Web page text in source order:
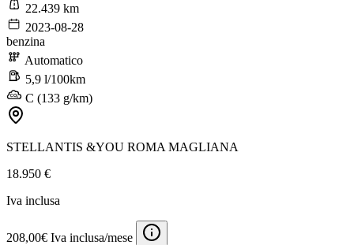
22.439 km
2023-08-28
benzina
Automatico
5,9 l/100km
C (133 g/km)
STELLANTIS &YOU ROMA MAGLIANA
18.950 €
Iva inclusa
208,00€ Iva inclusa/mese